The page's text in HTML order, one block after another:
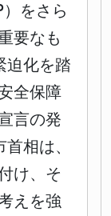
をさら
要なも
迫化を踏
全保障
言の発
相は、
け、そ
えを強